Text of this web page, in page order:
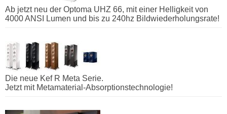
Ab jetzt neu der Optoma UHZ 66, mit einer Helligkeit von
4000 ANSI Lumen und bis zu 240hz Bildwiederholungsrate!
Die neue Kef R Meta Serie.
Jetzt mit Metamaterial-Absorptionstechnologie!